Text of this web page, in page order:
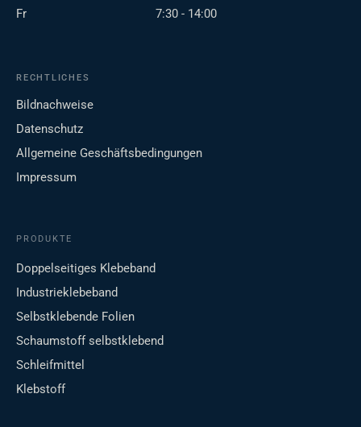
Fr
7:30 - 14:00
RECHTLICHES
Bildnachweise
Datenschutz
Allgemeine Geschäftsbedingungen
Impressum
PRODUKTE
Doppelseitiges Klebeband
Industrieklebeband
Selbstklebende Folien
Schaumstoff selbstklebend
Schleifmittel
Klebstoff